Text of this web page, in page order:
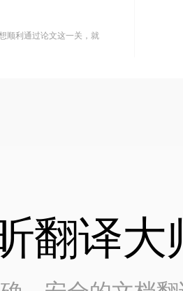
顺利通过论文这一关，就
翻译大